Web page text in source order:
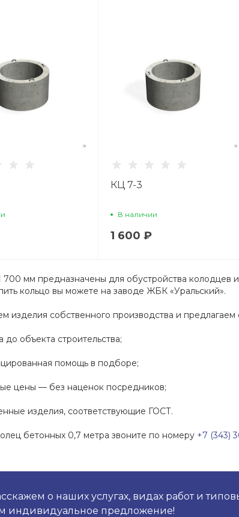
КЦ 7-3
В наличии
1 600 ₽
мм предназначены для обустройства колодцев
кольцо вы можете на заводе ЖБК «Уральский».
изделия собственного производства и
объекта строительства;
помощь в подборе;
цены — без наценок посредников;
изделия, соответствующие ГОСТ.
бетонных 0,7 метра звоните по номеру +7 (343)
о наших услугах, видах работ и
индивидуальное предложение!